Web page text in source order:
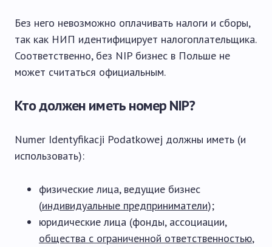
Без него невозможно оплачивать налоги и сборы,
так как НИП идентифицирует налогоплательщика.
Соответственно, без NIP бизнес в Польше не
может считаться официальным.
Кто должен иметь номер NIP?
Numer Identyfikacji Podatkowej должны иметь (и
использовать):
физические лица, ведущие бизнес
(индивидуальные предприниматели);
юридические лица (фонды, ассоциации,
общества с ограниченной ответственностью,